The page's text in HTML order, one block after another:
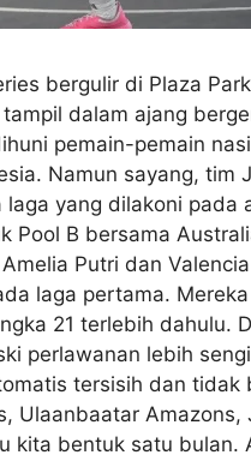
bergulir di Plaza
dalam ajang
pemain-pemain
Namun sayang, tim
yang dilakoni pada
B bersama
Putri dan
laga pertama.
21 terlebih dahulu.
perlawanan lebih
tersisih dan
Ulaanbaatar
kita bentuk satu bulan.